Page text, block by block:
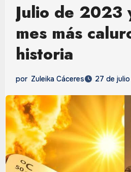
Julio de 2023
mes más
historia
por Zuleika Cáceres 27 de